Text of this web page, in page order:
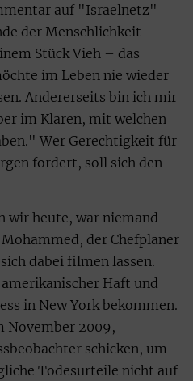
auf "Israelnetz"
der Menschlichkeit
Stück Vieh – das
im Leben nie wieder
Andererseits bin ich mir
im Klaren, mit welchen
Wer Gerechtigkeit für
fordert, soll sich den
wir heute, war niemand
der Chefplaner
dabei filmen lassen.
Haft und
in New York bekommen.
November 2009,
schicken, um
Todesurteile nicht auf